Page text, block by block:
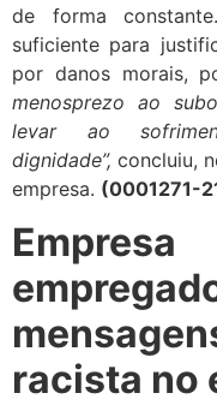
de forma
suficiente para
por danos morais,
menosprezo ao
levar ao
dignidade”, concluiu,
empresa. (0001271-
racista no